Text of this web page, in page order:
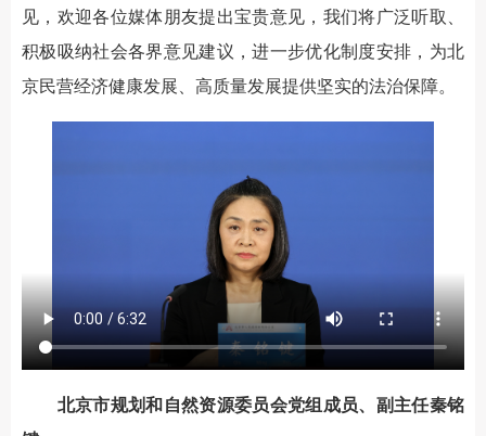
见，欢迎各位媒体朋友提出宝贵意见，我们将广泛听取、
积极吸纳社会各界意见建议，进一步优化制度安排，为北
京民营经济健康发展、高质量发展提供坚实的法治保障。
北京市规划和自然资源委员会党组成员、副主任秦铭